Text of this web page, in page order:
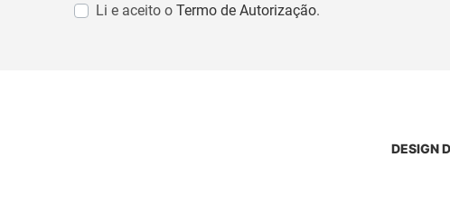
Li e aceito o Termo de Autorização.
DESIGN